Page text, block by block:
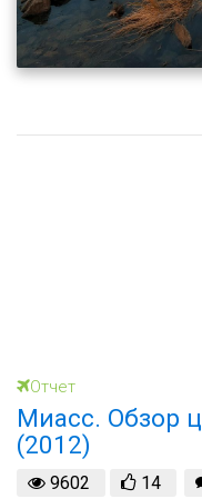
Отчет
Миасс. Обзор
(2012)
9602 14